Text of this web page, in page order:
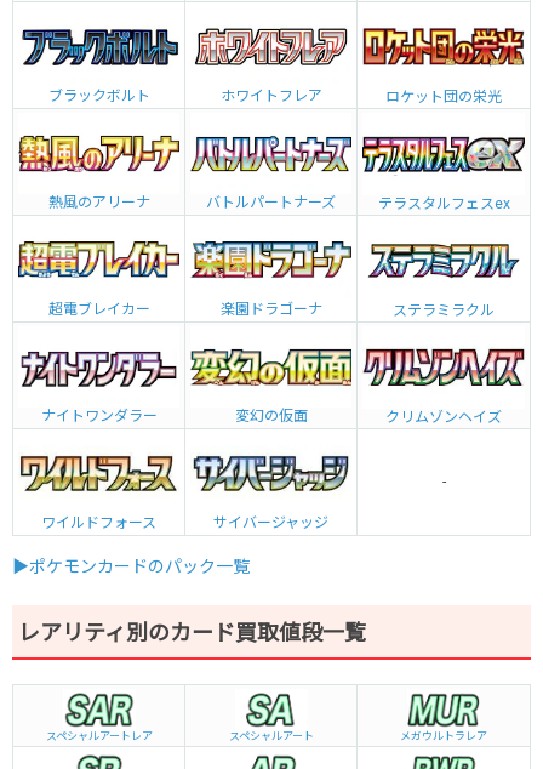
ブラックボルト ホワイトフレア ロケット団の栄光
熱風のアリーナ バトルパートナーズ テラスタルフェスex
超電ブレイカー 楽園ドラゴーナ ステラミラクル
ナイトワンダラー 変幻の仮面 クリムゾンヘイズ
ワイルドフォース サイバージャッジ
-
▶ポケモンカードのパック一覧
レアリティ別のカード買取値段一覧
スペシャルアートレア スペシャルアート メガウルトラレア